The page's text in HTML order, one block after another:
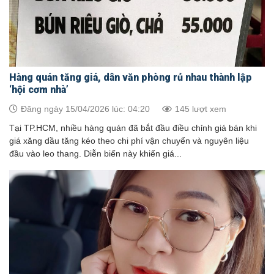
Hàng quán tăng giá, dân văn phòng rủ nhau thành lập
‘hội cơm nhà’
Đăng ngày 15/04/2026 lúc: 04:20 145 lượt xem
Tại TP.HCM, nhiều hàng quán đã bắt đầu điều chỉnh giá bán khi
giá xăng dầu tăng kéo theo chi phí vận chuyển và nguyên liệu
đầu vào leo thang. Diễn biến này khiến giá...